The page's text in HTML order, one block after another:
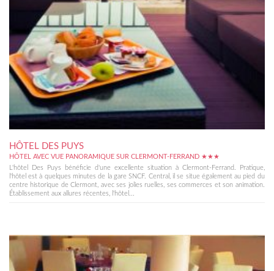
HÔTEL DES PUYS
HÔTEL AVEC VUE PANORAMIQUE SUR CLERMONT-FERRAND ★★★
L'hôtel Des Puys bénéficie d'une excellente situation à Clermont-Ferrand. Pratique,
l'hôtel est à quelques minutes de la gare SNCF. Central, il se situe également au pied du
centre historique de Clermont, avec ses jolies ruelles, ses commerces et son animation.
Établissement aux allures récentes, l'hôtel...